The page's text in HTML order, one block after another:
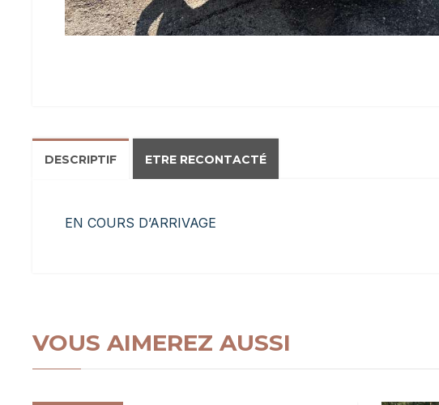
DESCRIPTIF ETRE RECONTACTÉ
EN COURS D’ARRIVAGE
VOUS AIMEREZ AUSSI